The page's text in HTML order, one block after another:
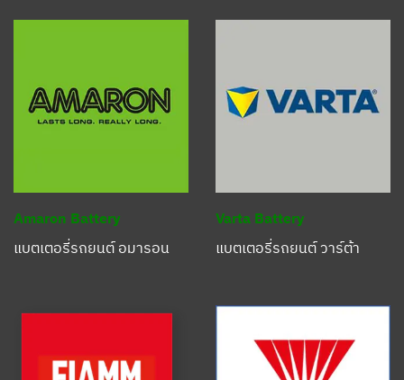
Amaron Battery
แบตเตอรี่รถยนต์ อมารอน
Varta Battery
แบตเตอรี่รถยนต์ วาร์ต้า